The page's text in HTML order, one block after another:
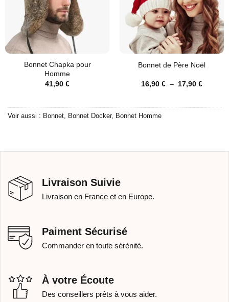
Bonnet Chapka pour
Homme
41,90 €
Bonnet de Père Noël
16,90 € – 17,90 €Plage
Voir aussi : Bonnet, Bonnet Docker, Bonnet Homme
Livraison Suivie
Livraison en France et en Europe.
Paiment Sécurisé
Commander en toute sérénité.
À votre Écoute
Des conseillers prêts à vous aider.